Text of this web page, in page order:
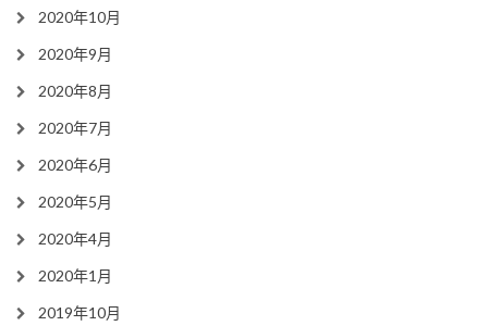
2020年10月
2020年9月
2020年8月
2020年7月
2020年6月
2020年5月
2020年4月
2020年1月
2019年10月